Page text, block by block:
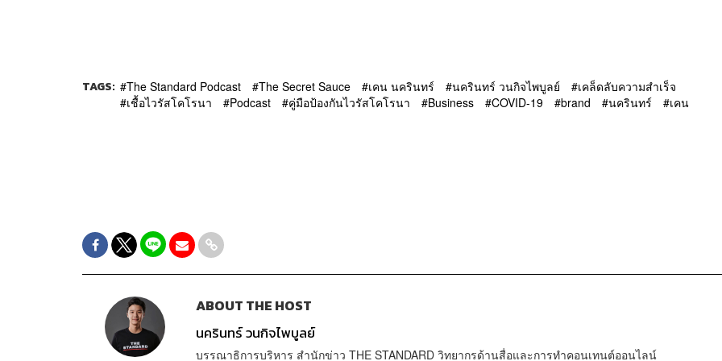
TAGS: The Standard Podcast The Secret Sauce เคน นครินทร์ นครินทร์ วนกิจไพบูลย์
เคล็ดลับความสำเร็จ
เชื้อไวรัสโคโรนา
Podcast คู่มือป้องกันไวรัสโคโรนา Business COVID-19 brand นครินทร์ เคน
ABOUT THE HOST
นครินทร์ วนกิจไพบูลย์
บรรณาธิการบริหาร สำนักข่าว THE STANDARD วิทยากรด้านสื่อและการทำคอนเทนต์ออนไลน์